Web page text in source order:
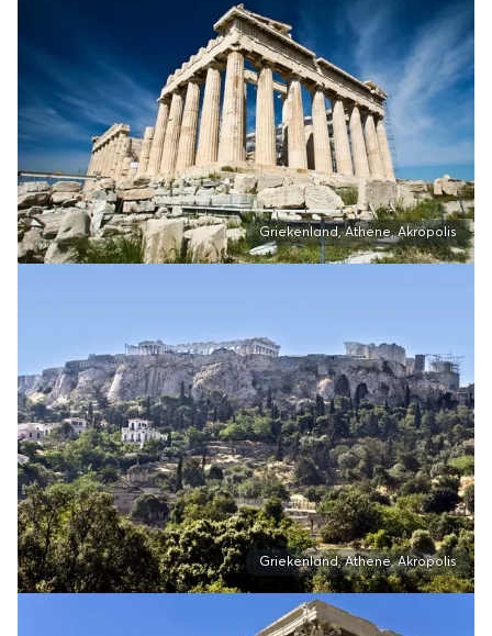
Griekenland, Athene, Akropolis
Griekenland, Athene, Akropolis